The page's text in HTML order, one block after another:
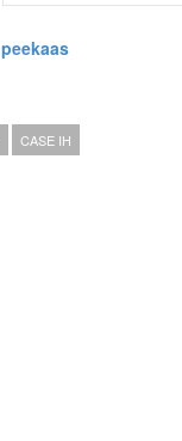
peekaas
CASE IH